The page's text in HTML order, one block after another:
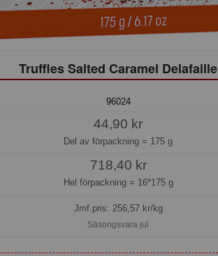
Truffles Salted Caramel Delafaille
96024
44,90 kr
Del av förpackning = 175 g
718,40 kr
Hel förpackning = 16*175 g
Jmf.pris: 256,57kr/kg
Säsongsvara jul